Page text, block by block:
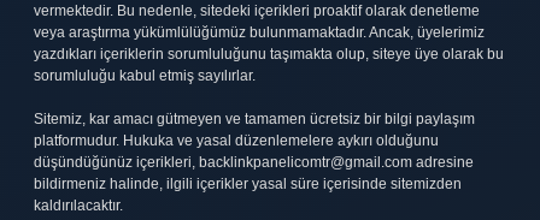
vermektedir. Bu nedenle, sitedeki içerikleri proaktif olarak denetleme
veya araştırma yükümlülüğümüz bulunmamaktadır. Ancak, üyelerimiz
yazdıkları içeriklerin sorumluluğunu taşımakta olup, siteye üye olarak bu
sorumluluğu kabul etmiş sayılırlar.
Sitemiz, kar amacı gütmeyen ve tamamen ücretsiz bir bilgi paylaşım
platformudur. Hukuka ve yasal düzenlemelere aykırı olduğunu
düşündüğünüz içerikleri, backlinkpanelicomtr@gmail.com adresine
bildirmeniz halinde, ilgili içerikler yasal süre içerisinde sitemizden
kaldırılacaktır.